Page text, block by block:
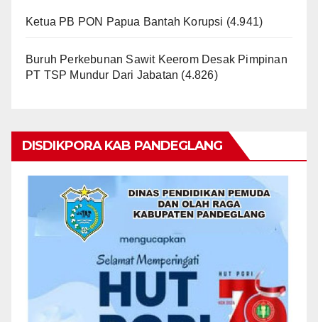
Ketua PB PON Papua Bantah Korupsi (4.941)
Buruh Perkebunan Sawit Keerom Desak Pimpinan
PT TSP Mundur Dari Jabatan (4.826)
DISDIKPORA KAB PANDEGLANG